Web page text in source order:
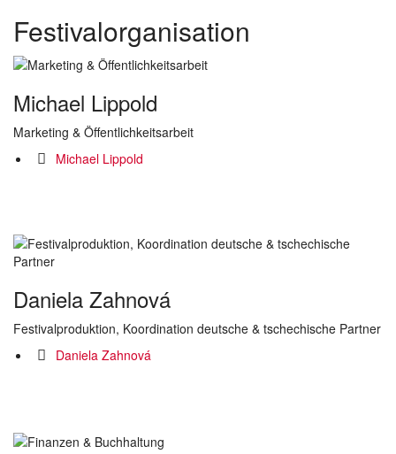
Festivalorganisation
Michael Lippold
Marketing & Öffentlichkeitsarbeit
Michael Lippold
Daniela Zahnová
Festivalproduktion, Koordination deutsche & tschechische Partner
Daniela Zahnová